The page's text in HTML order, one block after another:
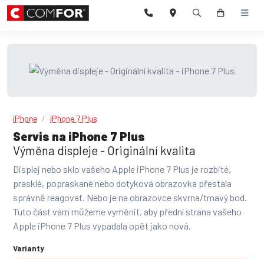
iPhone iPhone 7 Plus
Servis na iPhone 7 Plus
Výměna displeje - Originální kvalita
Displej nebo sklo vašeho Apple iPhone 7 Plus je rozbité,
prasklé, popraskané nebo dotyková obrazovka přestala
správně reagovat. Nebo je na obrazovce skvrna/tmavý bod.
Tuto část vám můžeme vyměnit, aby přední strana vašeho
Apple iPhone 7 Plus vypadala opět jako nová.
Varianty